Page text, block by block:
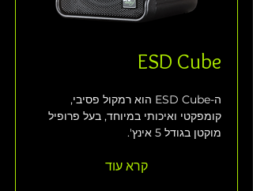
ESD Cube
ה-ESD Cube הוא רמקול פסיבי,
קומפקטי ואיכותי במיוחד, בעל פרופיל
מוקטן בגודל 5 אינץ'.
קרא עוד